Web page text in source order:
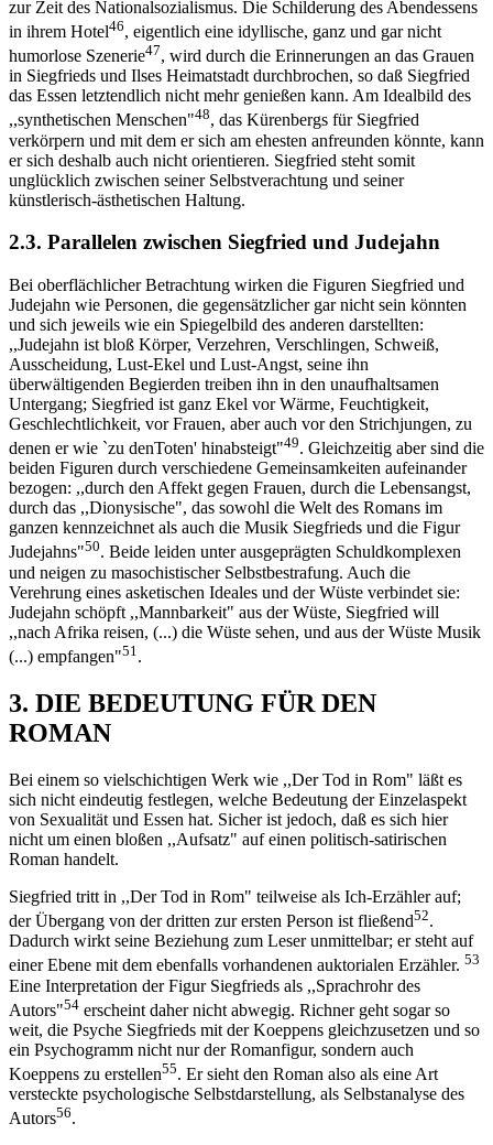
zur Zeit des Nationalsozialismus. Die Schilderung des Abendessens
in ihrem Hotel46, eigentlich eine idyllische, ganz und gar nicht
humorlose Szenerie47, wird durch die Erinnerungen an das Grauen
in Siegfrieds und Ilses Heimatstadt durchbrochen, so daß Siegfried
das Essen letztendlich nicht mehr genießen kann. Am Idealbild des
,,synthetischen Menschen"48, das Kürenbergs für Siegfried
verkörpern und mit dem er sich am ehesten anfreunden könnte, kann
er sich deshalb auch nicht orientieren. Siegfried steht somit
unglücklich zwischen seiner Selbstverachtung und seiner
künstlerisch-ästhetischen Haltung.
2.3. Parallelen zwischen Siegfried und Judejahn
Bei oberflächlicher Betrachtung wirken die Figuren Siegfried und
Judejahn wie Personen, die gegensätzlicher gar nicht sein könnten
und sich jeweils wie ein Spiegelbild des anderen darstellten:
,,Judejahn ist bloß Körper, Verzehren, Verschlingen, Schweiß,
Ausscheidung, Lust-Ekel und Lust-Angst, seine ihn
überwältigenden Begierden treiben ihn in den unaufhaltsamen
Untergang; Siegfried ist ganz Ekel vor Wärme, Feuchtigkeit,
Geschlechtlichkeit, vor Frauen, aber auch vor den Strichjungen, zu
denen er wie `zu denToten' hinabsteigt"49. Gleichzeitig aber sind die
beiden Figuren durch verschiedene Gemeinsamkeiten aufeinander
bezogen: ,,durch den Affekt gegen Frauen, durch die Lebensangst,
durch das ,,Dionysische", das sowohl die Welt des Romans im
ganzen kennzeichnet als auch die Musik Siegfrieds und die Figur
Judejahns"50. Beide leiden unter ausgeprägten Schuldkomplexen
und neigen zu masochistischer Selbstbestrafung. Auch die
Verehrung eines asketischen Ideales und der Wüste verbindet sie:
Judejahn schöpft ,,Mannbarkeit" aus der Wüste, Siegfried will
,,nach Afrika reisen, (...) die Wüste sehen, und aus der Wüste Musik
(...) empfangen"51 .
3. DIE BEDEUTUNG FÜR DEN
ROMAN
Bei einem so vielschichtigen Werk wie ,,Der Tod in Rom" läßt es
sich nicht eindeutig festlegen, welche Bedeutung der Einzelaspekt
von Sexualität und Essen hat. Sicher ist jedoch, daß es sich hier
nicht um einen bloßen ,,Aufsatz" auf einen politisch-satirischen
Roman handelt.
Siegfried tritt in ,,Der Tod in Rom" teilweise als Ich-Erzähler auf;
der Übergang von der dritten zur ersten Person ist fließend52.
Dadurch wirkt seine Beziehung zum Leser unmittelbar; er steht auf
einer Ebene mit dem ebenfalls vorhandenen auktorialen Erzähler. 53
Eine Interpretation der Figur Siegfrieds als ,,Sprachrohr des
Autors"54 erscheint daher nicht abwegig. Richner geht sogar so
weit, die Psyche Siegfrieds mit der Koeppens gleichzusetzen und so
ein Psychogramm nicht nur der Romanfigur, sondern auch
Koeppens zu erstellen55. Er sieht den Roman also als eine Art
versteckte psychologische Selbstdarstellung, als Selbstanalyse des
Autors56.